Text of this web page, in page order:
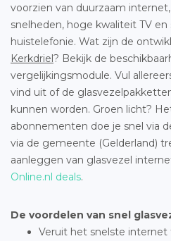
voorzien van duurzaam
snelheden, hoge kwaliteit TV
huistelefonie. Wat zijn de
Kerkdriel? Bekijk de
vergelijkingsmodule. Vul
vind uit of de
kunnen worden. Groen licht?
abonnementen doe je snel via
via de gemeente (Gelderland)
aanleggen van glasvezel
Online.nl deals.
De voordelen van snel
Veruit het snelste internet